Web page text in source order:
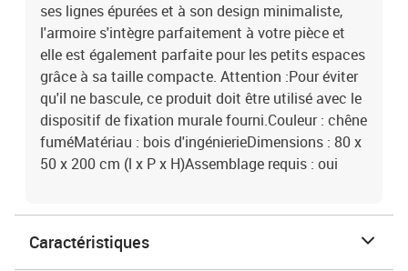
ses lignes épurées et à son design minimaliste,
l'armoire s'intègre parfaitement à votre pièce et
elle est également parfaite pour les petits espaces
grâce à sa taille compacte. Attention :Pour éviter
qu'il ne bascule, ce produit doit être utilisé avec le
dispositif de fixation murale fourni.Couleur : chêne
fuméMatériau : bois d'ingénierieDimensions : 80 x
50 x 200 cm (l x P x H)Assemblage requis : oui
Caractéristiques